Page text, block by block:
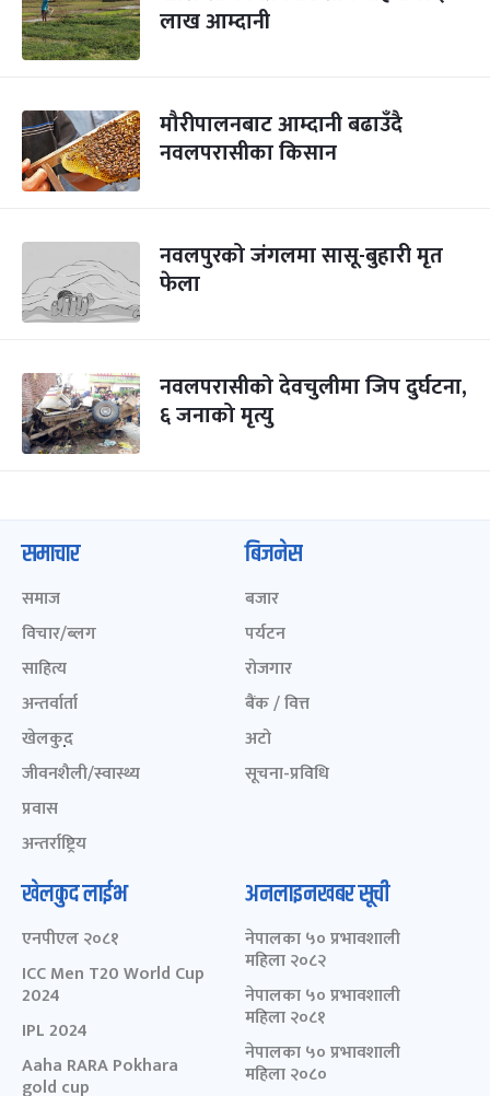
लाख आम्दानी
मौरीपालनबाट आम्दानी बढाउँदै
नवलपरासीका किसान
नवलपुरको जंगलमा सासू-बुहारी मृत
फेला
नवलपरासीको देवचुलीमा जिप दुर्घटना,
६ जनाको मृत्यु
समाचार
समाज
विचार/ब्लग
साहित्य
अन्तर्वार्ता
खेलकुद़़
जीवनशैली/स्वास्थ्य
प्रवास
अन्तर्राष्ट्रिय
बिजनेस
बजार
पर्यटन
रोजगार
बैंक / वित्त
अटो
सूचना-प्रविधि
खेलकुद लाईभ
एनपीएल २०८१
ICC Men T20 World Cup
2024
IPL 2024
Aaha RARA Pokhara
gold cup
अनलाइनखबर सूची
नेपालका ५० प्रभावशाली
महिला २०८२
नेपालका ५० प्रभावशाली
महिला २०८१
नेपालका ५० प्रभावशाली
महिला २०८०